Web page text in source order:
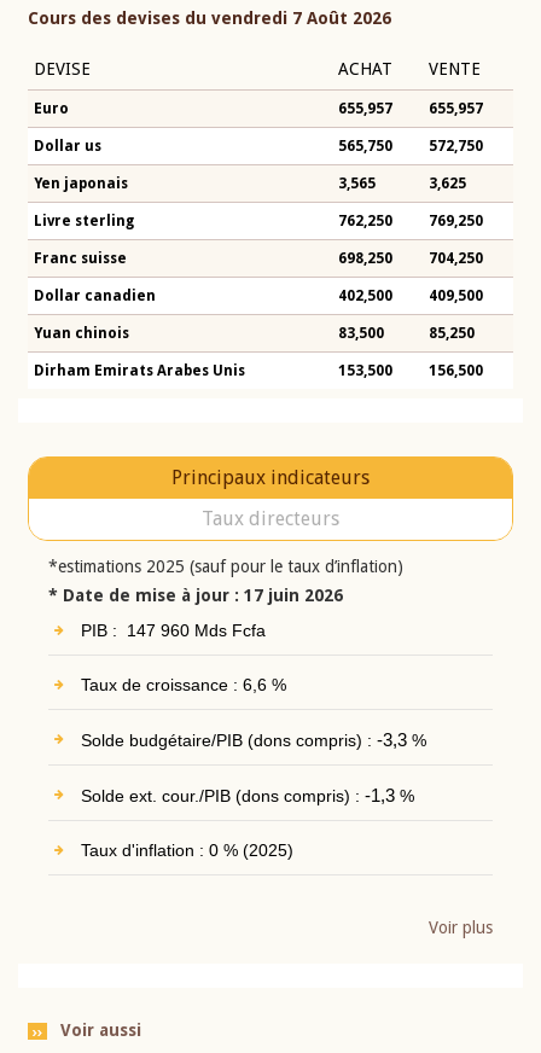
Cours des devises du vendredi 7 Août 2026
DEVISE ACHAT VENTE
Euro 655,957 655,957
Dollar us 565,750 572,750
Yen japonais 3,565 3,625
Livre sterling 762,250 769,250
Franc suisse 698,250 704,250
Dollar canadien 402,500 409,500
Yuan chinois 83,500 85,250
Dirham Emirats Arabes Unis 153,500 156,500
Principaux indicateurs
Taux directeurs
*estimations 2025 (sauf pour le taux d’inflation)
* Date de mise à jour : 17 juin 2026
PIB : 147 960 Mds Fcfa
Taux de croissance : 6,6 %
Solde budgétaire/PIB (dons compris) : -3,3%
Solde ext. cour./PIB (dons compris) : -1,3%
Taux d'inflation : 0 % (2025)
Voir plus
Voir aussi